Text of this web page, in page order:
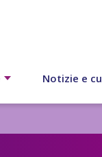
Notizie e